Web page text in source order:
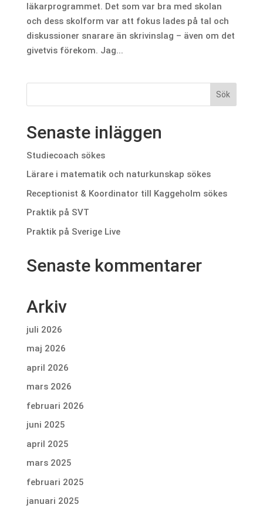
läkarprogrammet. Det som var bra med skolan
och dess skolform var att fokus lades på tal och
diskussioner snarare än skrivinslag – även om det
givetvis förekom. Jag...
Senaste inläggen
Studiecoach sökes
Lärare i matematik och naturkunskap sökes
Receptionist & Koordinator till Kaggeholm sökes
Praktik på SVT
Praktik på Sverige Live
Senaste kommentarer
Arkiv
juli 2026
maj 2026
april 2026
mars 2026
februari 2026
juni 2025
april 2025
mars 2025
februari 2025
januari 2025